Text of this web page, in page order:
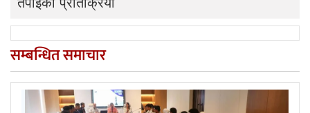
सम्बन्धित समाचार